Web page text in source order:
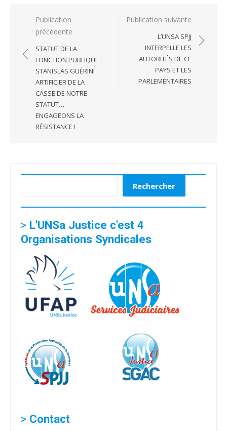
Navigation
l’article
Publication
précédente
STATUT DE LA
FONCTION PUBLIQUE :
STANISLAS GUÉRINI
ARTIFICIER DE LA
CASSE DE NOTRE
STATUT…
ENGAGEONS LA
RÉSISTANCE !
Publication suivante
L’UNSA SPJJ
INTERPELLE LES
AUTORITÉS DE CE
PAYS ET LES
PARLEMENTAIRES
Rechercher
> L'UNSa Justice c'est 4
Organisations Syndicales
> Contact